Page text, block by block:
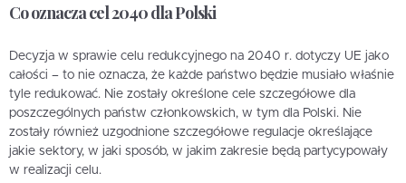
Co oznacza cel 2040 dla Polski
Decyzja w sprawie celu redukcyjnego na 2040 r. dotyczy UE jako
całości – to nie oznacza, że każde państwo będzie musiało właśnie
tyle redukować. Nie zostały określone cele szczegółowe dla
poszczególnych państw członkowskich, w tym dla Polski. Nie
zostały również uzgodnione szczegółowe regulacje określające
jakie sektory, w jaki sposób, w jakim zakresie będą partycypowały
w realizacji celu.